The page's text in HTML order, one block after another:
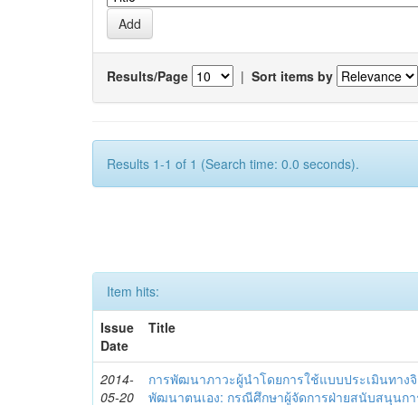
Results/Page | Sort items by
Results 1-1 of 1 (Search time: 0.0 seconds).
Item hits:
Issue
Date
Title
2014-
05-20
การพัฒนาภาวะผู้นำโดยการใช้แบบประเมินทาง
พัฒนาตนเอง: กรณีศึกษาผู้จัดการฝ่ายสนับสนุนก